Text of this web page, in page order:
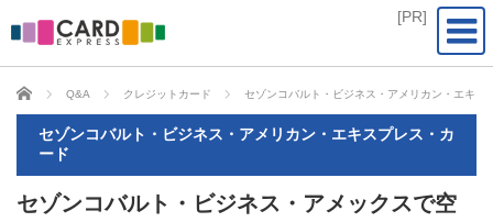
CARD EXPRESS
Q&A クレジットカード セゾンコバルト・ビジネス・アメリカン・エキス
セゾンコバルト・ビジネス・アメリカン・エキスプレス・カ
ード
セゾンコバルト・ビジネス・アメックスで空